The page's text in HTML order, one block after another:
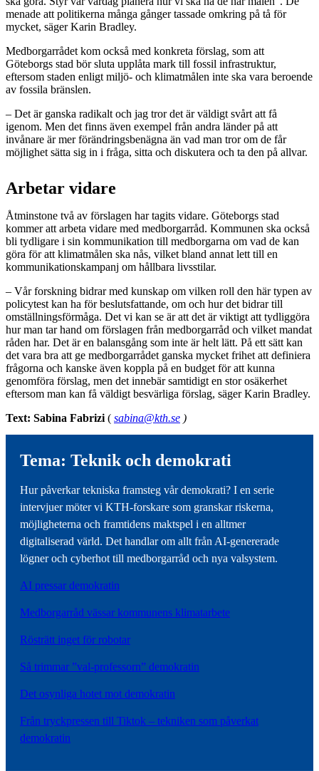
menade att politikerna många gånger tassade omkring på tå för
mycket, säger Karin Bradley.
Medborgarrådet kom också med konkreta förslag, som att
Göteborgs stad bör sluta upplåta mark till fossil infrastruktur,
eftersom staden enligt miljö- och klimatmålen inte ska vara beroende
av fossila bränslen.
– Det är ganska radikalt och jag tror det är väldigt svårt att få
igenom. Men det finns även exempel från andra länder på att
invånare är mer förändringsbenägna än vad man tror om de får
möjlighet sätta sig in i fråga, sitta och diskutera och ta den på allvar.
Arbetar vidare
Åtminstone två av förslagen har tagits vidare. Göteborgs stad
kommer att arbeta vidare med medborgarråd. Kommunen ska också
bli tydligare i sin kommunikation till medborgarna om vad de kan
göra för att klimatmålen ska nås, vilket bland annat lett till en
kommunikationskampanj om hållbara livsstilar.
– Vår forskning bidrar med kunskap om vilken roll den här typen av
policytest kan ha för beslutsfattande, om och hur det bidrar till
omställningsförmåga. Det vi kan se är att det är viktigt att tydliggöra
hur man tar hand om förslagen från medborgarråd och vilket mandat
råden har. Det är en balansgång som inte är helt lätt. På ett sätt kan
det vara bra att ge medborgarrådet ganska mycket frihet att definiera
frågorna och kanske även koppla på en budget för att kunna
genomföra förslag, men det innebär samtidigt en stor osäkerhet
eftersom man kan få väldigt besvärliga förslag, säger Karin Bradley.
Text: Sabina Fabrizi ( sabina@kth.se )
Tema: Teknik och demokrati
Hur påverkar tekniska framsteg vår demokrati? I en serie
intervjuer möter vi KTH-forskare som granskar riskerna,
möjligheterna och framtidens maktspel i en alltmer
digitaliserad värld. Det handlar om allt från AI-genererade
lögner och cyberhot till medborgarråd och nya valsystem.
AI pressar demokratin
Medborgarråd vässar kommunens klimatarbete
Rösträtt inget för robotar
Så trimmar ”val-professorn” demokratin
Det osynliga hotet mot demokratin
Från tryckpressen till Tiktok – tekniken som påverkat
demokratin